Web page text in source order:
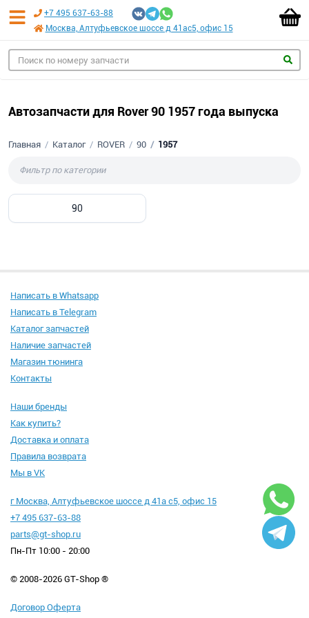
+7 495 637-63-88
Москва, Алтуфьевское шоссе д 41ас5, офис 15
Автозапчасти для Rover 90 1957 года выпуска
Главная Каталог ROVER 90 1957
90
Написать в Whatsapp
Написать в Telegram
Каталог запчастей
Наличие запчастей
Магазин тюнинга
Контакты
Наши бренды
Как купить?
Доставка и оплата
Правила возврата
Мы в VK
г Москва, Алтуфьевское шоссе д 41а с5, офис 15
+7 495 637-63-88
parts@gt-shop.ru
Пн-Пт 10:00 - 20:00
© 2008-2026 GT-Shop ®
Договор Оферта